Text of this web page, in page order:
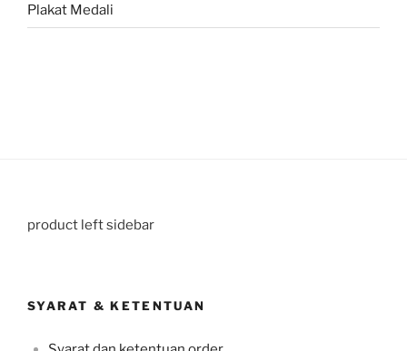
Plakat Medali
product left sidebar
SYARAT & KETENTUAN